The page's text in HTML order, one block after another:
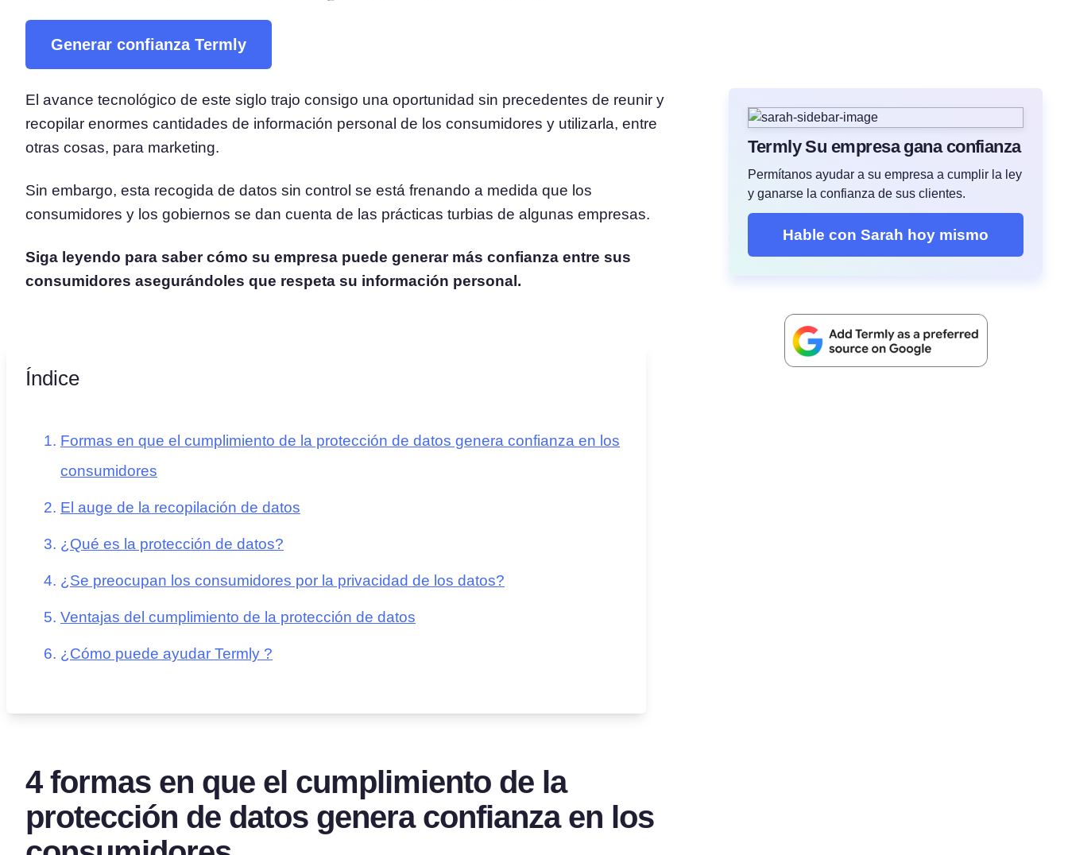
Plataforma de Gestión del
Solución integral de gestión del consentimiento
Escáner de Cookies
Escanee y clasifique sus cookies
Generador de Banner de Cookies
Cree un banner de cookies acorde a la normativa
Generar confianza Termly
El avance tecnológico de este siglo trajo consigo una oportunidad sin precedentes de reunir y
recopilar enormes cantidades de información personal de los consumidores y utilizarla, entre
otras cosas, para marketing.
Sin embargo, esta recogida de datos sin control se está frenando a medida que los
consumidores y los gobiernos se dan cuenta de las prácticas turbias de algunas empresas.
Siga leyendo para saber cómo su empresa puede generar más confianza entre sus
consumidores asegurándoles que respeta su información personal.
Índice
Formas en que el cumplimiento de la protección de datos genera confianza en los
consumidores
El auge de la recopilación de datos
¿Qué es la protección de datos?
¿Se preocupan los consumidores por la privacidad de los datos?
Ventajas del cumplimiento de la protección de datos
¿Cómo puede ayudar Termly ?
4 formas en que el cumplimiento de la
protección de datos genera confianza en los
Termly Su empresa gana confianza
Permítanos ayudar a su empresa a cumplir la ley
y ganarse la confianza de sus clientes.
Hable con Sarah hoy mismo